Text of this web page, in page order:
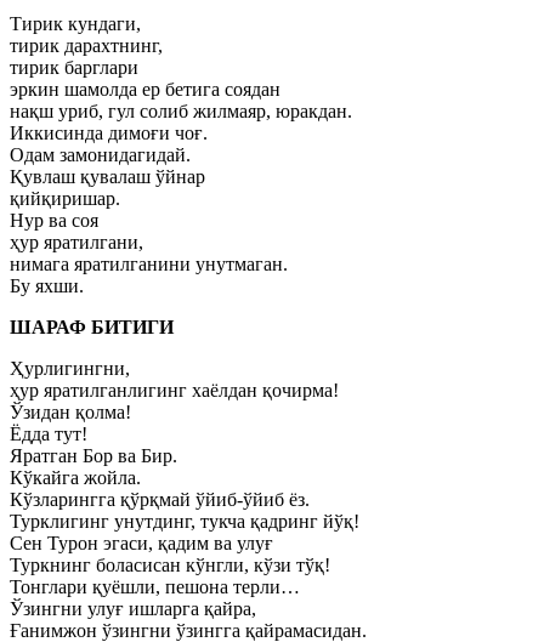
Тирик кундаги,
тирик дарахтнинг,
тирик барглари
эркин шамолда ер бетига соядан
нақш уриб, гул солиб жилмаяр, юракдан.
Иккисинда димоғи чоғ.
Одам замонидагидай.
Қувлаш қувалаш ўйнар
қийқиришар.
Нур ва соя
ҳур яратилгани,
нимага яратилганини унутмаган.
Бу яхши.
ШАРАФ БИТИГИ
Ҳурлигингни,
ҳур яратилганлигинг хаёлдан қочирма!
Ўзидан қолма!
Ёдда тут!
Яратган Бор ва Бир.
Кўкайга жойла.
Кўзларингга қўрқмай ўйиб-ўйиб ёз.
Турклигинг унутдинг, тукча қадринг йўқ!
Сен Турон эгаси, қадим ва улуғ
Туркнинг боласисан кўнгли, кўзи тўқ!
Тонглари қуёшли, пешона терли…
Ўзингни улуғ ишларга қайра,
Ғанимжон ўзингни ўзингга қайрамасидан.